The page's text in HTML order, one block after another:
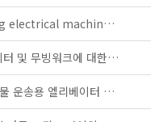
IEC 60034-5:2020 RLV - Rotating electrical machines - Part 5: Degrees of protection provided by the integral design of rotating electrical machines (IP code) - Classification
KS B ISO/TS 25740-1 - 에스컬레이터 및 무빙워크에 대한 안전요건 — 제1부: 세계공통 필수 안전요건(GESRs)
KS B ISO/TS 8100-21 - 승객 및 화물 운송용 엘리베이터 —제21부: 세계공통 필수안전요건(GESRs)을 충족하는 세계공통 안전 파라미터(GSPs)